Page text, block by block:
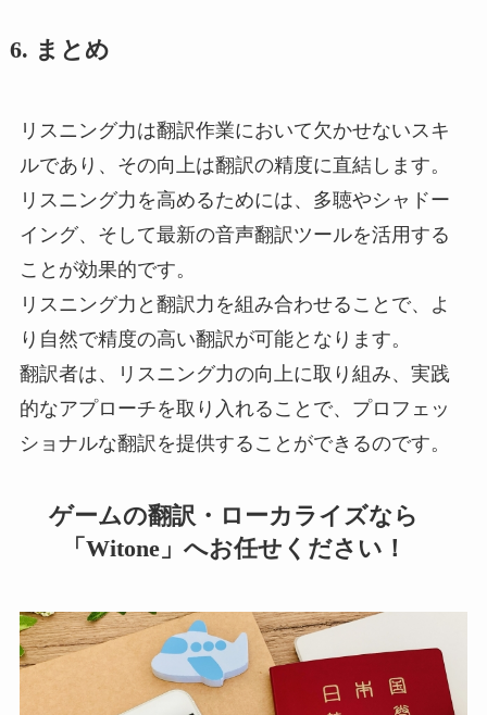
6. まとめ
リスニング力は翻訳作業において欠かせないスキ
ルであり、その向上は翻訳の精度に直結します。
リスニング力を高めるためには、多聴やシャドー
イング、そして最新の音声翻訳ツールを活用する
ことが効果的です。
リスニング力と翻訳力を組み合わせることで、よ
り自然で精度の高い翻訳が可能となります。
翻訳者は、リスニング力の向上に取り組み、実践
的なアプローチを取り入れることで、プロフェッ
ショナルな翻訳を提供することができるのです。
ゲームの翻訳・ローカライズなら
「Witone」へお任せください！